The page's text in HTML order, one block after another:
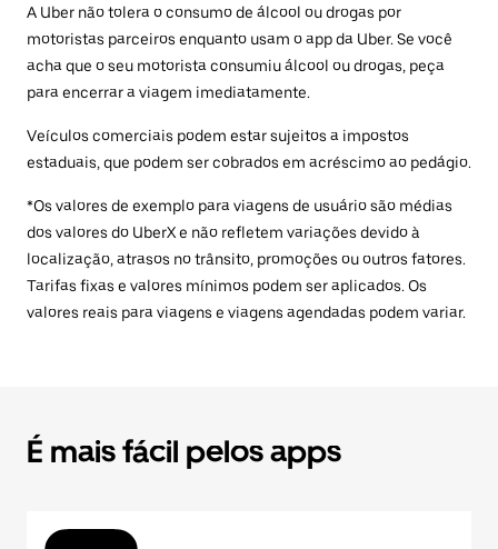
A Uber não tolera o consumo de álcool ou drogas por
motoristas parceiros enquanto usam o app da Uber. Se você
acha que o seu motorista consumiu álcool ou drogas, peça
para encerrar a viagem imediatamente.
Veículos comerciais podem estar sujeitos a impostos
estaduais, que podem ser cobrados em acréscimo ao pedágio.
*Os valores de exemplo para viagens de usuário são médias
dos valores do UberX e não refletem variações devido à
localização, atrasos no trânsito, promoções ou outros fatores.
Tarifas fixas e valores mínimos podem ser aplicados. Os
valores reais para viagens e viagens agendadas podem variar.
É mais fácil pelos apps